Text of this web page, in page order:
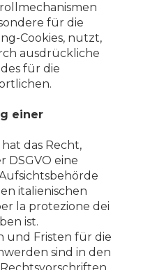
für die
Cookies, nutzt,
ausdrückliche
für die
einer
das Recht,
DSGVO eine
italienischen
la protezione dei
ist.
und Fristen für die
sind in den